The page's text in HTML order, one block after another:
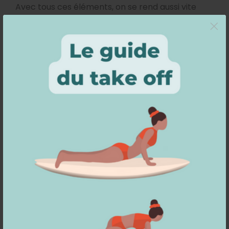
×
Avec tous ces éléments, on se rend aussi vite
lorsqu’on arrive à un endroit où il y a plus
d’espace comme sur une route piétonne assez
large ou sur une place. Là, on peut s’éclater,
prendre un peu de vitesseetenchaîner les
. Mais il faudra souvent se laisser rouler sur
comme sur un skate normal. Par exemple parce
qu’on est sur une piste cyclable ou un trottoir
Un surfskate permet tout de même de se
déplacer plus vite qu’à pieds en ville mais cela
accidents et d’accepter de devoir descendre de
son skate régulièrement. Evidemment, avec les